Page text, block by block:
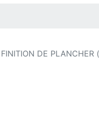
FINITION DE